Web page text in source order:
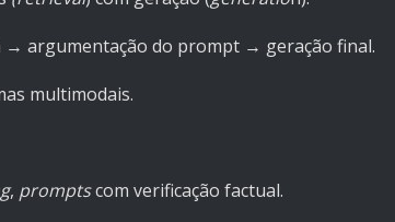
argumentação do prompt → geração final.
multimodais.
, promptscom verificação factual.